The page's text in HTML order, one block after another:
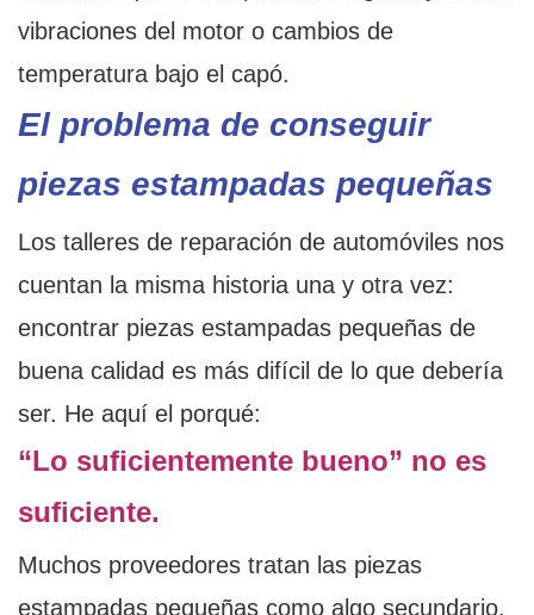
vibraciones del motor o cambios de
temperatura bajo el capó.
El problema de conseguir
piezas estampadas pequeñas
Los talleres de reparación de automóviles nos
cuentan la misma historia una y otra vez:
encontrar piezas estampadas pequeñas de
buena calidad es más difícil de lo que debería
ser. He aquí el porqué:
“Lo suficientemente bueno” no es
suficiente.
Muchos proveedores tratan las piezas
estampadas pequeñas como algo secundario.